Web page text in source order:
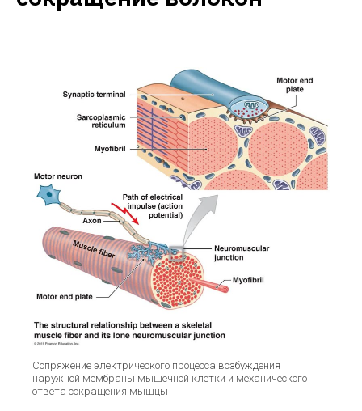
Сопряжение электрического процесса возбуждения
наружной мембраны мышечной клетки и механического
ответа сокращения мышцы